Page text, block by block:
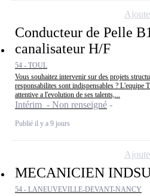
Conducteur de Pelle
canalisateur H/F
54 - TOUL
Vous souhaitez intervenir sur des projets
responsabilites sont indispensables ?
attentive a l'evolution de ses talents,...
Intérim - Non renseigné
Publié il y a 9 jours
MECANICIEN
54 - LANEUVEVILLE-DEVANT-NANCY